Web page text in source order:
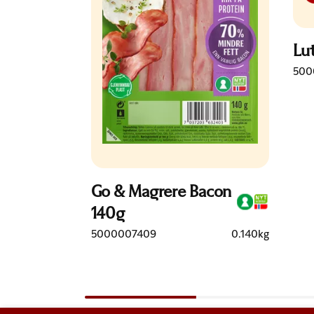
Go & Magrere Bacon
140g
5000007409 0.140kg